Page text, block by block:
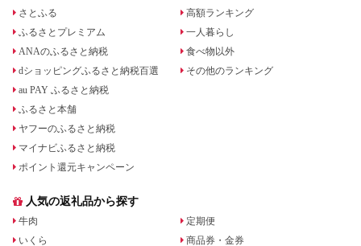
さとふる
ふるさとプレミアム
ANAのふるさと納税
dショッピングふるさと納税百選
au PAY ふるさと納税
ふるさと本舗
ヤフーのふるさと納税
マイナビふるさと納税
ポイント還元キャンペーン
高額ランキング
一人暮らし
食べ物以外
その他のランキング
人気の返礼品から探す
牛肉
いくら
定期便
商品券・金券